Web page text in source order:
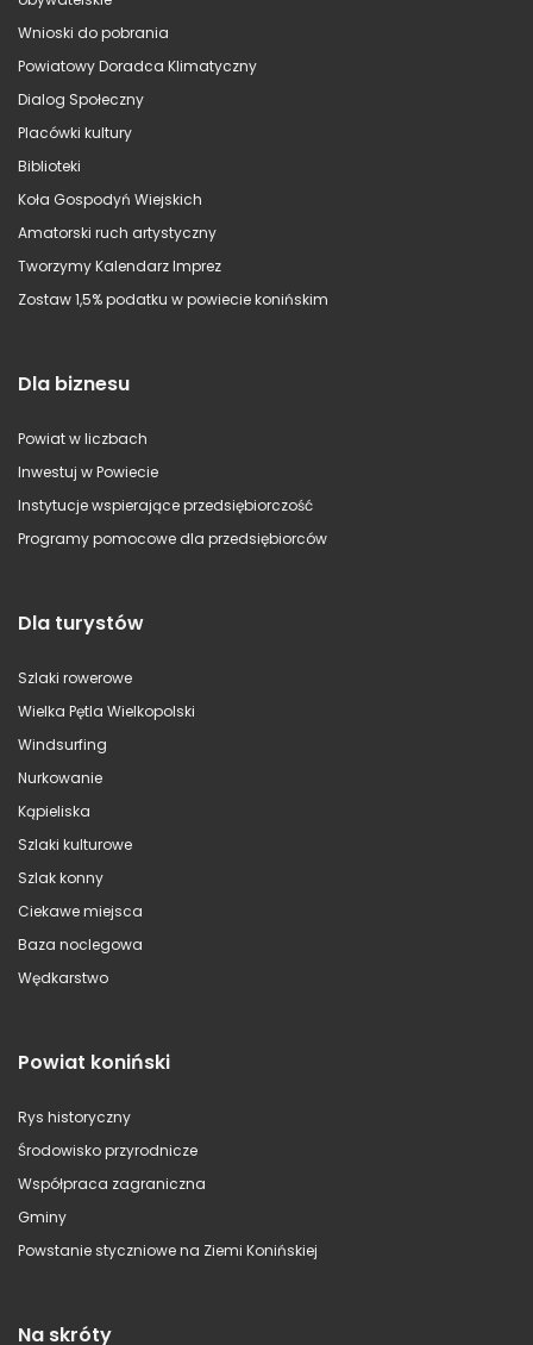
Wnioski do pobrania
Powiatowy Doradca Klimatyczny
Dialog Społeczny
Placówki kultury
Biblioteki
Koła Gospodyń Wiejskich
Amatorski ruch artystyczny
Tworzymy Kalendarz Imprez
Zostaw 1,5% podatku w powiecie konińskim
Dla biznesu
Powiat w liczbach
Inwestuj w Powiecie
Instytucje wspierające przedsiębiorczość
Programy pomocowe dla przedsiębiorców
Dla turystów
Szlaki rowerowe
Wielka Pętla Wielkopolski
Windsurfing
Nurkowanie
Kąpieliska
Szlaki kulturowe
Szlak konny
Ciekawe miejsca
Baza noclegowa
Wędkarstwo
Powiat koniński
Rys historyczny
Środowisko przyrodnicze
Współpraca zagraniczna
Gminy
Powstanie styczniowe na Ziemi Konińskiej
Na skróty